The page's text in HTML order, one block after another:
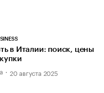
в Италии: поиск, цены
20 августа 2025